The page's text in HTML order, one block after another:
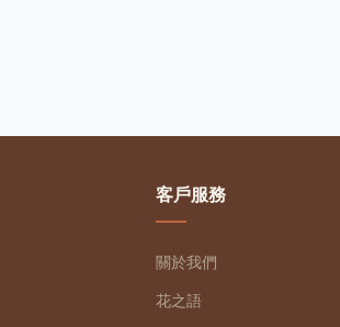
客戶服務
關於我們
花之語